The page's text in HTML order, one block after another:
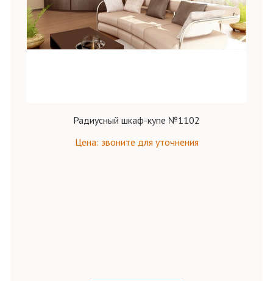
Радиусный шкаф-купе №1102
Цена: звоните для уточнения